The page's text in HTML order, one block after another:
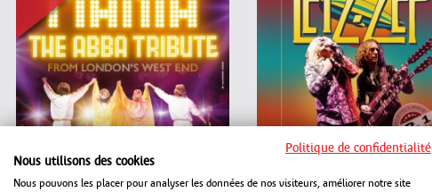
Politique de confidentialité
Nous utilisons des cookies
Nous pouvons les placer pour analyser les données de nos visiteurs, améliorer notre site